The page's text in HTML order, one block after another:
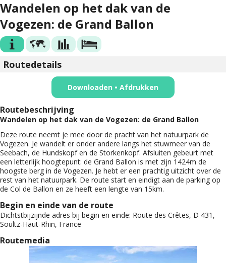
Wandelen op het dak van de
Vogezen: de Grand Ballon
Routedetails
Downloaden • Afdrukken
Routebeschrijving
Wandelen op het dak van de Vogezen: de Grand Ballon
Deze route neemt je mee door de pracht van het natuurpark de
Vogezen. Je wandelt er onder andere langs het stuwmeer van de
Seebach, de Hundskopf en de Storkenkopf. Afsluiten gebeurt met
een letterlijk hoogtepunt: de Grand Ballon is met zijn 1424m de
hoogste berg in de Vogezen. Je hebt er een prachtig uitzicht over de
rest van het natuurpark. De route start en eindigt aan de parking op
de Col de Ballon en ze heeft een lengte van 15km.
Begin en einde van de route
Dichtstbijzijnde adres bij begin en einde: Route des Crêtes, D 431,
Soultz-Haut-Rhin, France
Routemedia